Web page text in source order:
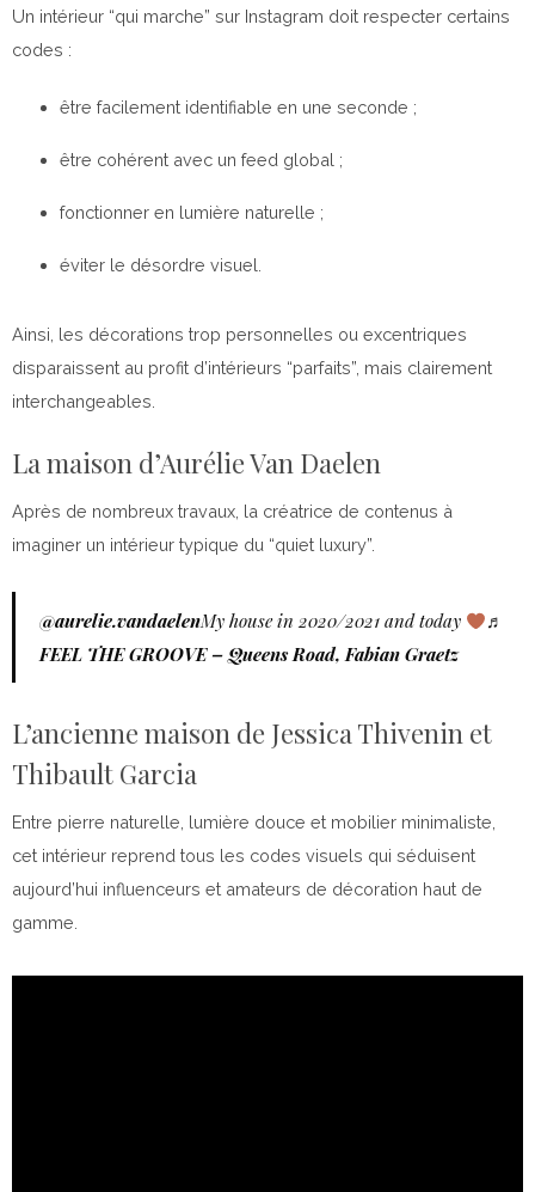
Un intérieur “qui marche” sur Instagram doit respecter certains
codes :
être facilement identifiable en une seconde ;
être cohérent avec un feed global ;
fonctionner en lumière naturelle ;
éviter le désordre visuel.
Ainsi, les décorations trop personnelles ou excentriques
disparaissent au profit d’intérieurs “parfaits”, mais clairement
interchangeables.
La maison d’Aurélie Van Daelen
Après de nombreux travaux, la créatrice de contenus à
imaginer un intérieur typique du “quiet luxury”.
@aurelie.vandaelenMy house in 2020/2021 and today
♬
FEEL THE GROOVE – Queens Road, Fabian Graetz
L’ancienne maison de Jessica Thivenin et
Thibault Garcia
Entre pierre naturelle, lumière douce et mobilier minimaliste,
cet intérieur reprend tous les codes visuels qui séduisent
aujourd’hui influenceurs et amateurs de décoration haut de
gamme.